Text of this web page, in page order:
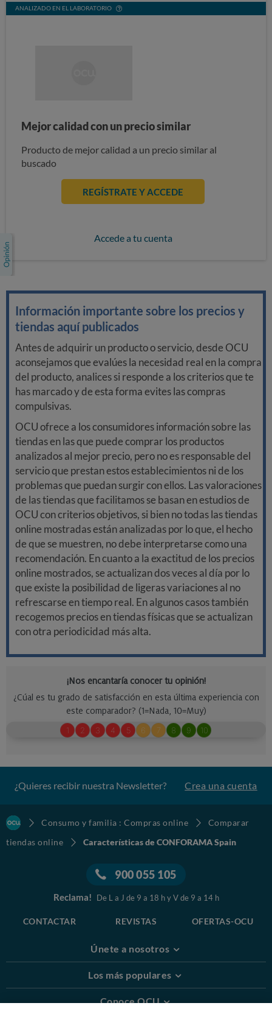
ANALIZADO EN EL LABORATORIO
Mejor calidad con un precio similar
Producto de mejor calidad a un precio similar al
buscado
REGÍSTRATE Y ACCEDE
Accede a tu cuenta
Información importante sobre los precios y
tiendas aquí publicados
Antes de adquirir un producto o servicio, desde OCU
aconsejamos que evalúes la necesidad real en la compra
del producto, analices si responde a los criterios que te
has marcado y de esta forma evites las compras
compulsivas.
OCU ofrece a los consumidores información sobre las
tiendas en las que puede comprar los productos
analizados al mejor precio, pero no es responsable del
servicio que prestan estos establecimientos ni de los
problemas que puedan surgir con ellos. Las valoraciones
de las tiendas que facilitamos se basan en estudios de
OCU con criterios objetivos, si bien no todas las tiendas
online mostradas están analizadas por lo que, el hecho
de que se muestren, no debe interpretarse como una
recomendación. En cuanto a la exactitud de los precios
online mostrados, se actualizan dos veces al día por lo
que existe la posibilidad de ligeras variaciones al no
refrescarse en tiempo real. En algunos casos también
recogemos precios en tiendas físicas que se actualizan
con otra periodicidad más alta.
¿Quieres recibir nuestra Newsletter? Crea una cuenta
Consumo y familia : Compras online
Comparar
tiendas online
Características de CONFORAMA Spain
900 055 105
Reclama! De L a J de 9 a 18 h y V de 9 a 14 h
CONTACTAR REVISTAS OFERTAS-OCU
Únete a nosotros
Los más populares
Conoce OCU